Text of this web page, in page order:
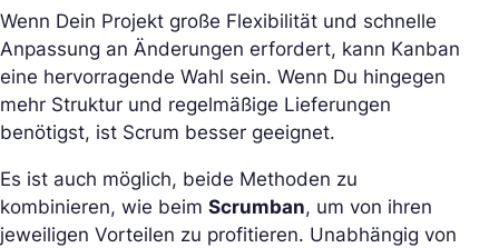
Wenn Dein Projekt große Flexibilität und schnelle
Anpassung an Änderungen erfordert, kann Kanban
eine hervorragende Wahl sein. Wenn Du hingegen
mehr Struktur und regelmäßige Lieferungen
benötigst, ist Scrum besser geeignet.
Es ist auch möglich, beide Methoden zu
kombinieren, wie beim Scrumban, um von ihren
jeweiligen Vorteilen zu profitieren. Unabhängig von